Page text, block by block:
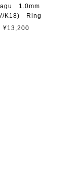
1.0mm
K18) Ring
¥13,200